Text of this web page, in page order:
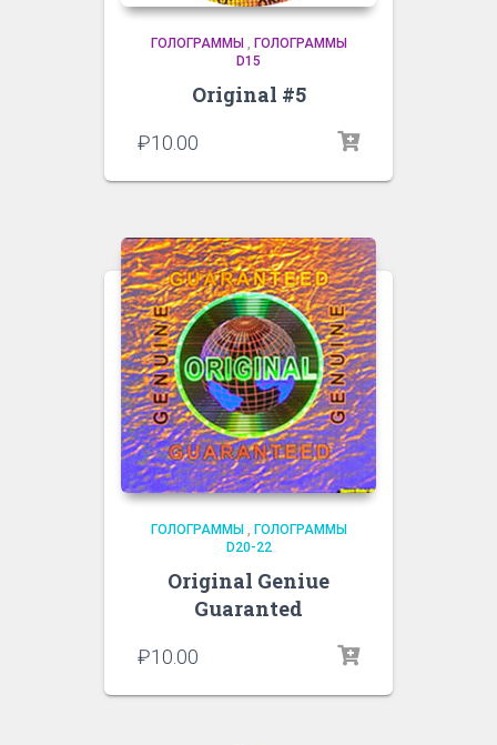
ГОЛОГРАММЫ , ГОЛОГРАММЫ
D15
Original #5
₽10.00
ГОЛОГРАММЫ , ГОЛОГРАММЫ
D20-22
Original Geniue
Guaranted
₽10.00